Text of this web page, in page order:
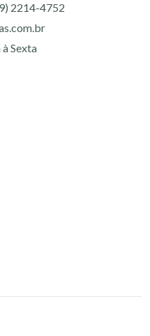
2214-4752
Sexta